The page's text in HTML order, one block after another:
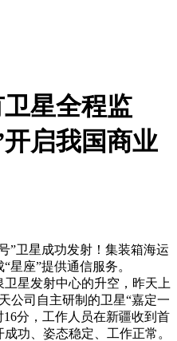
星全程监
启我国商业
”卫星成功发射！集装箱海运
星座”提供通信服务。
星发射中心的升空，昨天上
公司自主研制的卫星“嘉定一
分，工作人员在新疆收到首
功、姿态稳定、工作正常。